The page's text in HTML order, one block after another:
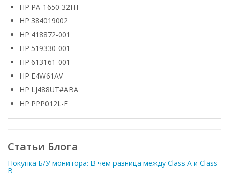
HP PA-1650-32HT
HP 384019002
HP 418872-001
HP 519330-001
HP 613161-001
HP E4W61AV
HP LJ488UT#ABA
HP PPP012L-E
Статьи Блога
Покупка Б/У монитора: В чем разница между Class A и Class
B